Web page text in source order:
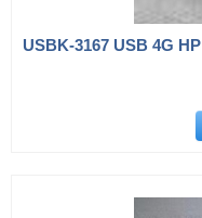
USBK-3167 USB 4G HP